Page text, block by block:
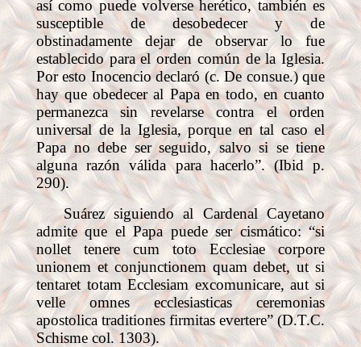
así como puede volverse herético, también es
susceptible de desobedecer y de
obstinadamente dejar de observar lo fue
establecido para el orden común de la Iglesia.
Por esto Inocencio declaró (c. De consue.) que
hay que obedecer al Papa en todo, en cuanto
permanezca sin revelarse contra el orden
universal de la Iglesia, porque en tal caso el
Papa no debe ser seguido, salvo si se tiene
alguna razón válida para hacerlo”. (Ibid p.
290).
Suárez siguiendo al Cardenal Cayetano
admite que el Papa puede ser cismático: “si
nollet tenere cum toto Ecclesiae corpore
unionem et conjunctionem quam debet, ut si
tentaret totam Ecclesiam excomunicare, aut si
velle omnes ecclesiasticas ceremonias
apostolica traditiones firmitas evertere” (D.T.C.
Schisme col. 1303).